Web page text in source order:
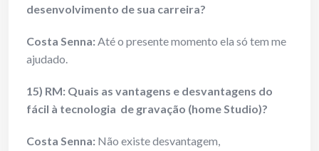
desenvolvimento de sua carreira?
Costa Senna:Até o presente momento ela só tem me
ajudado.
15) RM: Quais as vantagens e desvantagens do
fácil à tecnologia de gravação (home Studio)?
Costa Senna: Não existe desvantagem,